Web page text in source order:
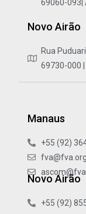
69060-093|
Novo Airão
Rua
69730-000
Manaus
+55 (92)
Novo Airão
+55 (92)